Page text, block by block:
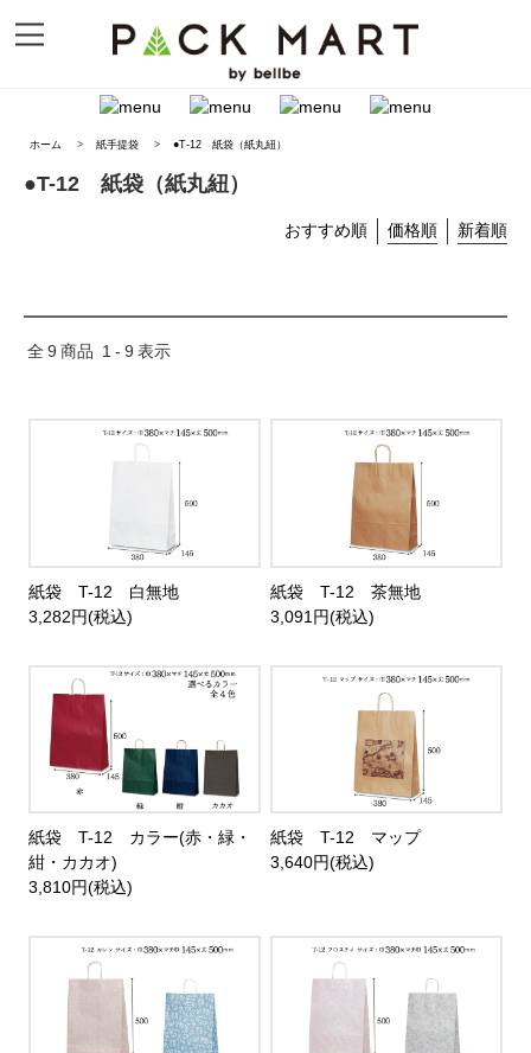
ホーム > 紙手提袋 > ●T-12 紙袋（紙丸紐）
●T-12 紙袋（紙丸紐）
おすすめ順 価格順 新着順
全9 商品 1 - 9 表示
紙袋 T-12 白無地
3,282円(税込)
紙袋 T-12 茶無地
3,091円(税込)
紙袋 T-12 カラー(赤・緑・
紺・カカオ)
3,810円(税込)
紙袋 T-12 マップ
3,640円(税込)